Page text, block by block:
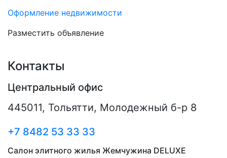
Оформление недвижимости
Разместить объявление
Контакты
Центральный офис
445011, Тольятти, Молодежный б-р 8
+7 8482 53 33 33
Салон элитного жилья Жемчужина DELUXE